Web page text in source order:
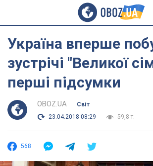
Україна вперше
зустрічі "Великої
перші підсумки
OBOZ.UA
Світ
23.04.2018 08:29
59,8 т.
568